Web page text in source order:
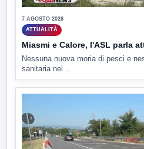
7 AGOSTO 2026
ATTUALITÀ
Miasmi e Calore, l'ASL parla
Nessuna nuova moria di pesci e
sanitaria nel...